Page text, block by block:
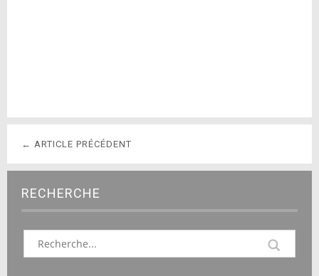
← ARTICLE PRÉCÉDENT
RECHERCHE